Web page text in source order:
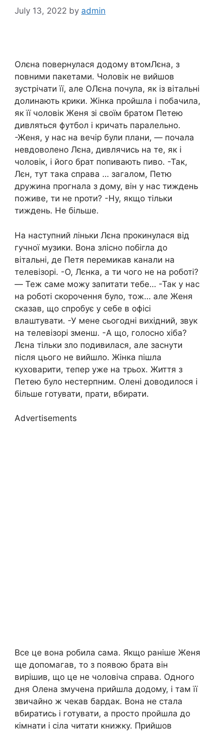
July 13, 2022 by admin
Олєна повернулася додому втомЛєна, з
повними пакетами. Чоловік не вийшов
зустрічати її, але ОЛєна почула, як із вітальні
долинають крики. Жінка пройшла і побачила,
як її чоловік Женя зі своїм братом Петею
дивляться футбол і кричать паралельно.
-Женя, у нас на вечір були плани, — почала
невдоволено Лєна, дивлячись на те, як і
чоловік, і його брат попивають пиво. -Так,
Лєн, тут така справа … загалом, Петю
дружина прогнала з дому, він у нас тиждень
поживе, ти не nроти? -Ну, якщо тільки
тиждень. Не більше.
На наступний ліньки Лєна прокинулася від
гучної музики. Вона злісно побігла до
вітальні, де Петя перемикав канали на
телевізорі. -О, Лєнка, а ти чого не на роботі?
— Теж саме можу запитати тебе… -Так у нас
на роботі скорочення було, тож… але Женя
сказав, що спробує у себе в офісі
влаштувати. -У мене сьогодні вихідний, звук
на телевізорі зменш. -А що, голосно хіба?
Лєна тільки зло подивилася, але заснути
після цього не вийшло. Жінка пішла
куховарити, тепер уже на трьох. Життя з
Петею було нестерпним. Олені доводилося і
більше готувати, прати, вбирати.
Advertisements
Все це вона робила сама. Якщо раніше Женя
ще допомагав, то з появою брата він
вирішив, що це не чоловіча справа. Одного
дня Олена змучена прийшла додому, і там її
звичайно ж чекав бардак. Вона не стала
вбиратись і готувати, а просто пройшла до
кімнати і сіла читати книжку. Прийшов